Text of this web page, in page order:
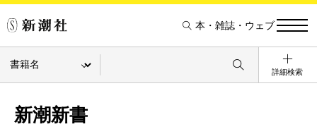
本・雑誌・ウェブ
詳細検索
新潮新書